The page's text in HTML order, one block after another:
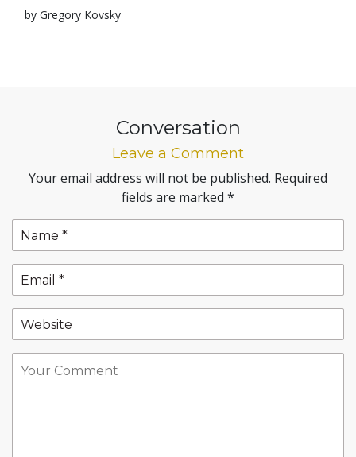
by Gregory Kovsky
Conversation
Leave a Comment
Your email address will not be published. Required
fields are marked *